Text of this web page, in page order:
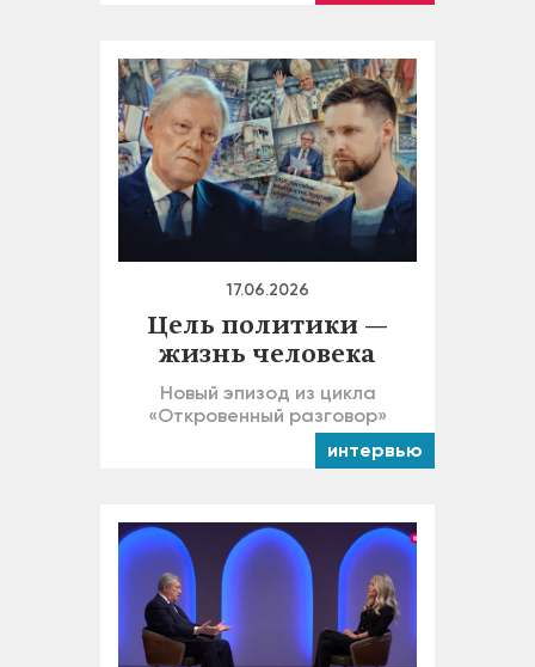
17.06.2026
Цель политики —
жизнь человека
Новый эпизод из цикла
«Откровенный разговор»
интервью